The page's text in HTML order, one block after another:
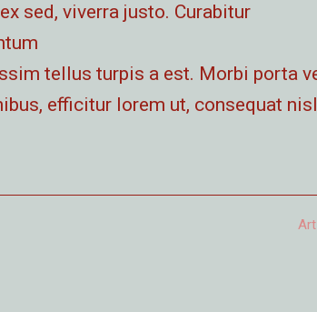
sed, viverra justo. Curabitur
tellus turpis a est. Morbi porta
efficitur lorem ut, consequat
Art